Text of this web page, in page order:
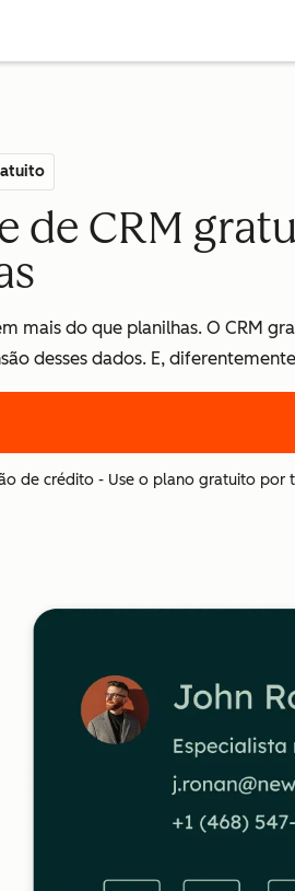
de CRM
mais do que planilhas. O CRM
desses dados. E,
de crédito - Use o plano gratuito